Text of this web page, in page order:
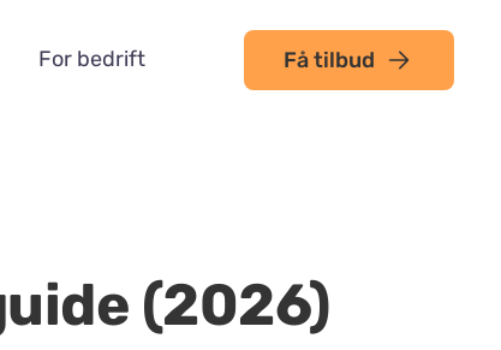
For bedrift Få tilbud
(2026)